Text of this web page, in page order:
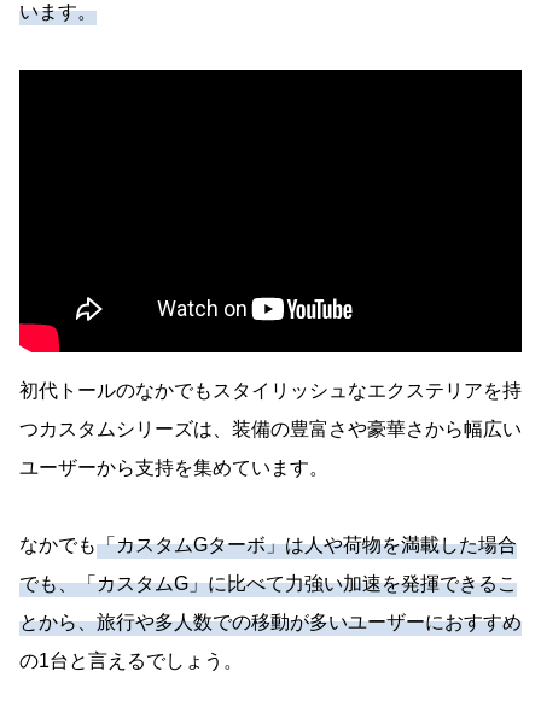
います。
初代トールのなかでもスタイリッシュなエクステリアを持
つカスタムシリーズは、装備の豊富さや豪華さから幅広い
ユーザーから支持を集めています。
なかでも「カスタムGターボ」は人や荷物を満載した場合
でも、「カスタムG」に比べて力強い加速を発揮できるこ
とから、旅行や多人数での移動が多いユーザーにおすすめ
の1台と言えるでしょう。